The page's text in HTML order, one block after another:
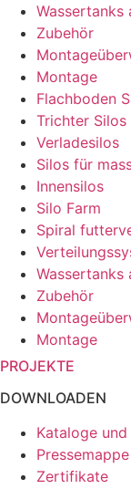
Wassertanks
Zubehör
Montage
Flachboden
Trichter Silos
Verladesilos
Silos für
Innensilos
Silo Farm
Spiral
Wassertanks
Zubehör
Montage
PROJEKTE
DOWNLOADEN
Kataloge
Pressemappe
Zertifikate